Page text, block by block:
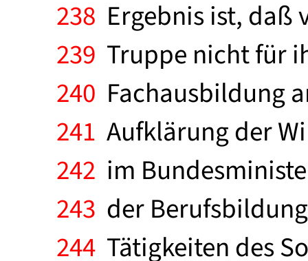
238 Ergebnis ist, daß
239 Truppe nicht für
240 Fachausbildung
241 Aufklärung der
242 im
243 der
244 Tätigkeiten des